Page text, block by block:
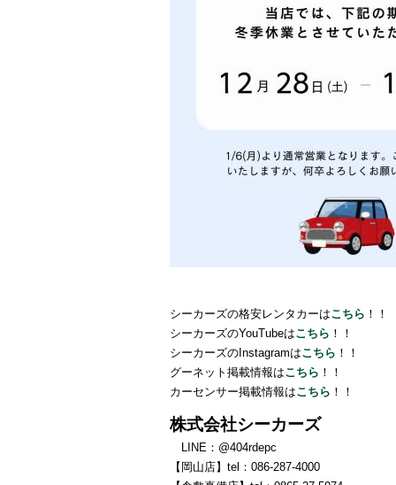
シーカーズの格安レンタカーはこちら ！！
シーカーズのYouTubeはこちら ！！
シーカーズのInstagramはこちら ！！
グーネット掲載情報はこちら ！！
カーセンサー掲載情報はこちら ！！
株式会社シーカーズ
LINE：@404rdepc
【岡山店】tel：086‐287‐4000